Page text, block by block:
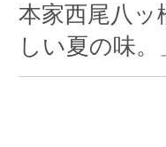
本家西尾八
しい夏の味。